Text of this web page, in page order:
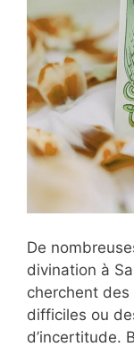
De
divination à
cherchent
difficiles ou
d’incertitude.